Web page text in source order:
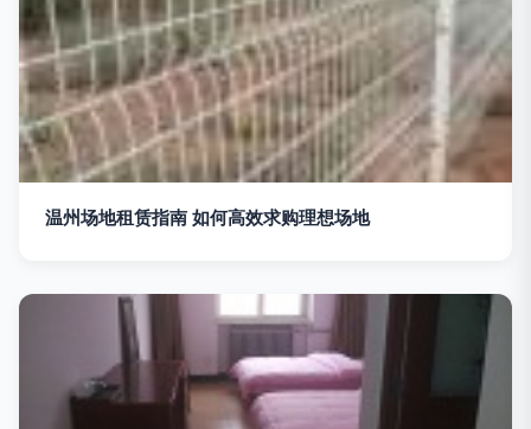
温州场地租赁指南 如何高效求购理想场地